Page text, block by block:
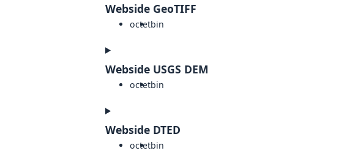
Webside GeoTIFF
octetbin
Webside USGS DEM
octetbin
Webside DTED
octetbin